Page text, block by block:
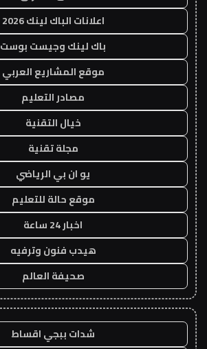
اعلانات الباك لينك 2026
باك لينك وجيست بوست
موقع المشاريع العربي
مصادر التعليم
خيال التقنية
مجلة تقنية
يو ان بي الرياضي
موقع حالة للتعليم
اخبار 24 ساعة
هيدب فنون وترفيه
صحيفة العالم
شدات ببجي اقساط